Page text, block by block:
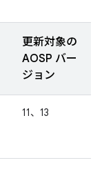
更新対象の
AOSP バー
ジョン
11、13